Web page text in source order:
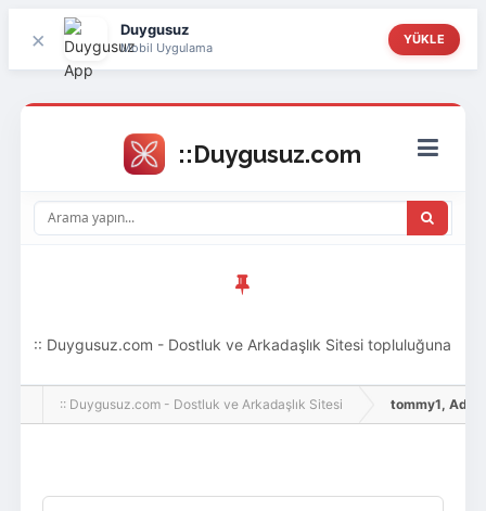
× Duygusuz
Mobil Uygulama
YÜKLE
:: Duygusuz.com - Dostluk ve Arkadaşlık Sitesi topluluğuna
hoş geldin ziyaretçi! Aramıza katılmak istersen kayıt
:: Duygusuz.com - Dostluk ve Arkadaşlık Sitesi tommy1, Adlı